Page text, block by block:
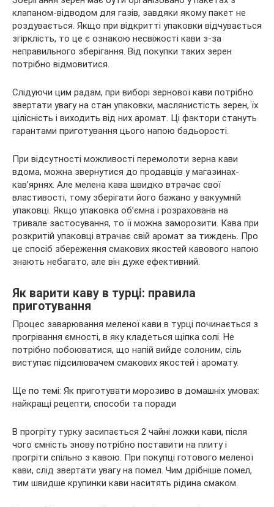
клапаном-відводом для газів, завдяки якому пакет не
роздувається. Якщо при відкритті упаковки відчувається
згірклість, то це є ознакою несвіжості кави з-за
неправильного зберігання. Від покупки таких зерен
потрібно відмовитися.
Слідуючи цим радам, при виборі зернової кави потрібно
звертати увагу на стан упаковки, маслянистість зерен, їх
цілісність і виходить від них аромат. Ці фактори стануть
гарантами приготування цього напою бадьорості.
При відсутності можливості перемолоти зерна кави
вдома, можна звернутися до продавців у магазинах-
кав’ярнях. Але мелена кава швидко втрачає свої
властивості, тому зберігати його бажано у вакуумній
упаковці. Якщо упаковка об’ємна і розрахована на
тривале застосування, то її можна заморозити. Кава при
розкритій упаковці втрачає свій аромат за тиждень. Про
це спосіб збереження смакових якостей кавового напою
знають небагато, але він дуже ефективний.
Як варити каву в турці: правила
приготування
Процес заварювання меленої кави в турці починається з
прогрівання ємності, в яку кладеться щіпка солі. Не
потрібно побоюватися, що напій вийде солоним, сіль
виступає підсилювачем смакових якостей і аромату.
Ще по темі: Як приготувати морозиво в домашніх умовах:
найкращі рецепти, способи та поради
В прогріту турку засипається 2 чайні ложки кави, після
чого ємність знову потрібно поставити на плиту і
прогріти спільно з кавою. При покупці готового меленої
кави, слід звертати увагу на помел. Чим дрібніше помел,
тим швидше крупинки кави наситять рідина смаком.